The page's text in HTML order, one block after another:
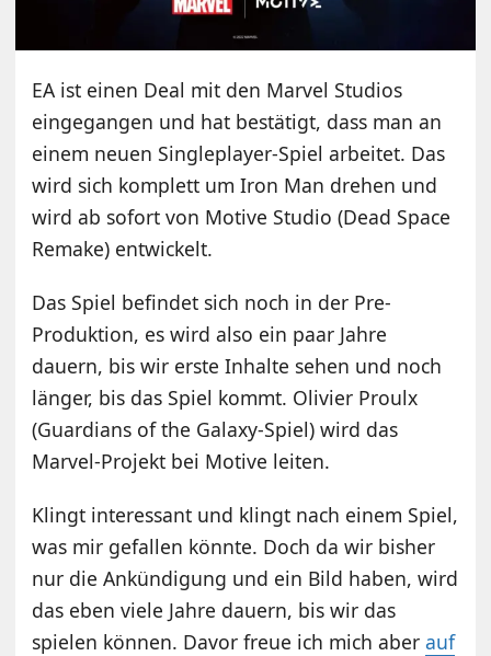
EA ist einen Deal mit den Marvel Studios
eingegangen und hat bestätigt, dass man an
einem neuen Singleplayer-Spiel arbeitet. Das
wird sich komplett um Iron Man drehen und
wird ab sofort von Motive Studio (Dead Space
Remake) entwickelt.
Das Spiel befindet sich noch in der Pre-
Produktion, es wird also ein paar Jahre
dauern, bis wir erste Inhalte sehen und noch
länger, bis das Spiel kommt. Olivier Proulx
(Guardians of the Galaxy-Spiel) wird das
Marvel-Projekt bei Motive leiten.
Klingt interessant und klingt nach einem Spiel,
was mir gefallen könnte. Doch da wir bisher
nur die Ankündigung und ein Bild haben, wird
das eben viele Jahre dauern, bis wir das
spielen können. Davor freue ich mich aberauf